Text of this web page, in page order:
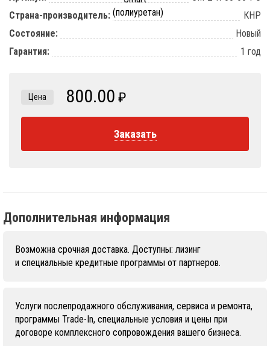
Страна-производитель:
КНР
Состояние:
Новый
Гарантия:
1 год
Цена 800.00 ₽
Заказать
Дополнительная информация
Возможна срочная доставка. Доступны: лизинг
и специальные кредитные программы от партнеров.
Услуги послепродажного обслуживания, сервиса и ремонта,
программы Trade-In, специальные условия и цены при
договоре комплексного сопровождения вашего бизнеса.